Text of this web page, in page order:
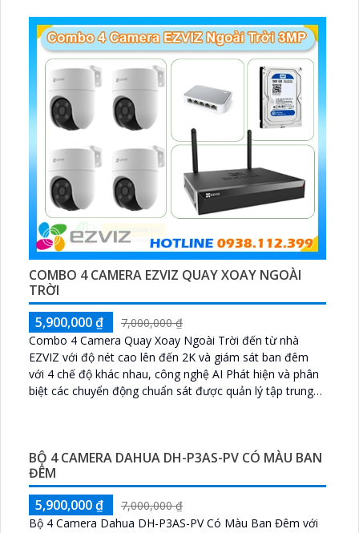
lâu dài
COMBO 4 CAMERA EZVIZ QUAY XOAY NGOÀI
TRỜI
5,900,000 ₫
7,000,000 ₫
Combo 4 Camera Quay Xoay Ngoài Trời đến từ nhà
EZVIZ với độ nét cao lên đến 2K và giám sát ban đêm
với 4 chế độ khác nhau, công nghệ AI Phát hiện và phân
biệt các chuyển động chuẩn sát được quản lý tập trung
BỘ 4 CAMERA DAHUA DH-P3AS-PV CÓ MÀU BAN
ĐÊM
5,900,000 ₫
7,000,000 ₫
Bộ 4 Camera Dahua DH-P3AS-PV Có Màu Ban Đêm với